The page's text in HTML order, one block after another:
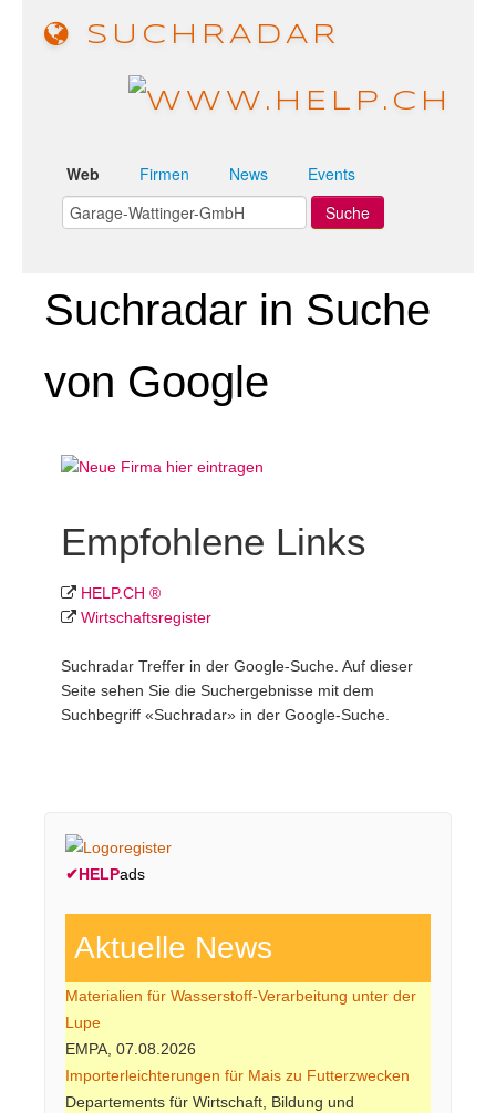
SUCHRADAR
Web Firmen News Events
Suchradar in Suche
von Google
Empfohlene Links
HELP.CH ®
Wirtschafts­register
Suchradar Treffer in der Google-Suche. Auf dieser
Seite sehen Sie die Suchergebnisse mit dem
Suchbegriff «Suchradar» in der Google-Suche.
✔HELPads
Aktuelle News
Materialien für Wasserstoff-Verarbeitung unter der
Lupe
EMPA, 07.08.2026
Importerleichterungen für Mais zu Futterzwecken
Departements für Wirtschaft, Bildung und